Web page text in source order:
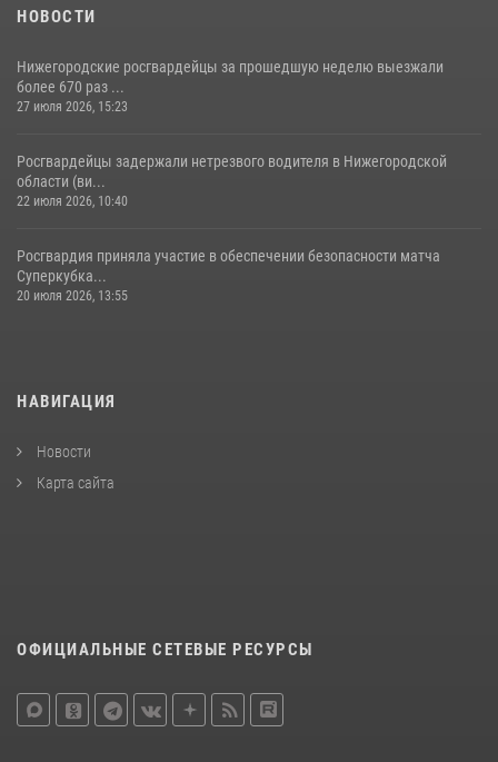
НОВОСТИ
Нижегородские росгвардейцы за прошедшую неделю выезжали
более 670 раз ...
27 июля 2026, 15:23
Росгвардейцы задержали нетрезвого водителя в Нижегородской
области (ви...
22 июля 2026, 10:40
Росгвардия приняла участие в обеспечении безопасности матча
Суперкубка...
20 июля 2026, 13:55
НАВИГАЦИЯ
Новости
Карта сайта
ОФИЦИАЛЬНЫЕ СЕТЕВЫЕ РЕСУРСЫ